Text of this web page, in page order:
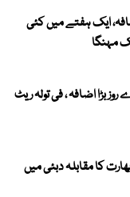
ایک ہفتے میں کئی
بڑا اضافہ ، فی تولہ ریٹ
اور بھارت کا مقابلہ دبئی میں